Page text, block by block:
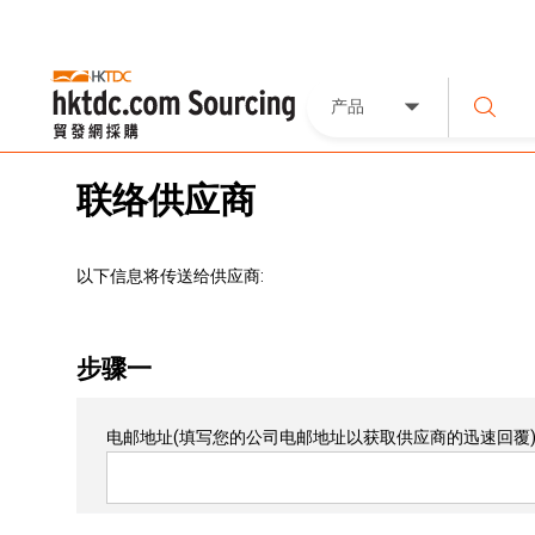
产品
联络供应商
以下信息将传送给供应商:
步骤一
电邮地址(填写您的公司电邮地址以获取供应商的迅速回覆)